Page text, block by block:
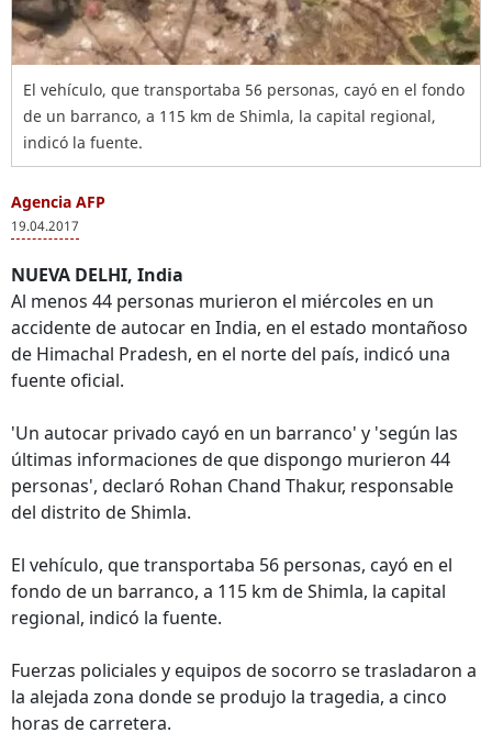
El vehículo, que transportaba 56 personas, cayó en el fondo
de un barranco, a 115 km de Shimla, la capital regional,
indicó la fuente.
Agencia AFP
19.04.2017
NUEVA DELHI, India
Al menos 44 personas murieron el miércoles en un
accidente de autocar en India, en el estado montañoso
de Himachal Pradesh, en el norte del país, indicó una
fuente oficial.
'Un autocar privado cayó en un barranco' y 'según las
últimas informaciones de que dispongo murieron 44
personas', declaró Rohan Chand Thakur, responsable
del distrito de Shimla.
El vehículo, que transportaba 56 personas, cayó en el
fondo de un barranco, a 115 km de Shimla, la capital
regional, indicó la fuente.
Fuerzas policiales y equipos de socorro se trasladaron a
la alejada zona donde se produjo la tragedia, a cinco
horas de carretera.